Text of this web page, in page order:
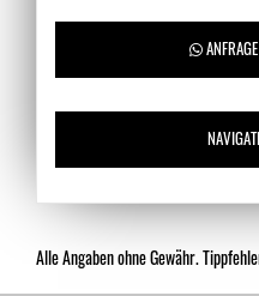
Alle Angaben ohne Gewähr.